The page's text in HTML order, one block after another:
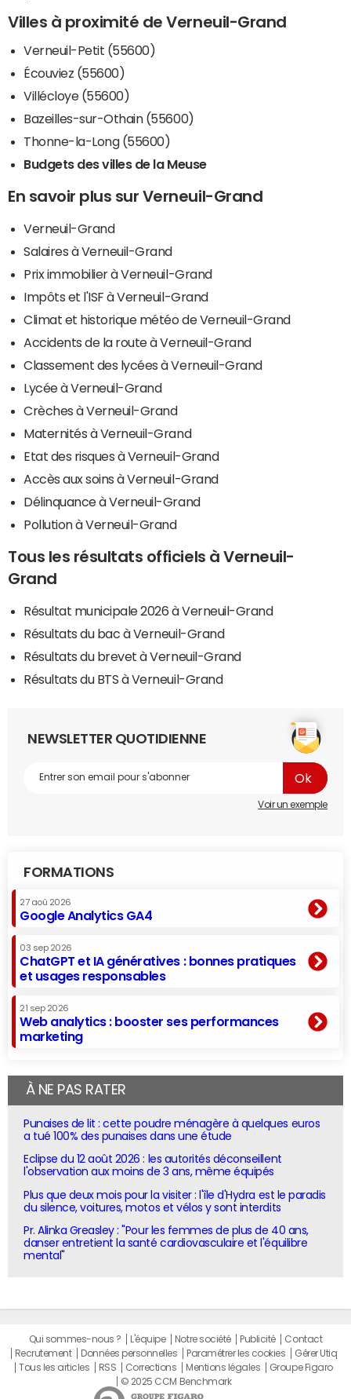
Villes à proximité de Verneuil-Grand
Verneuil-Petit (55600)
Écouviez (55600)
Villécloye (55600)
Bazeilles-sur-Othain (55600)
Thonne-la-Long (55600)
Budgets des villes de la Meuse
En savoir plus sur Verneuil-Grand
Verneuil-Grand
Salaires à Verneuil-Grand
Prix immobilier à Verneuil-Grand
Impôts et l'ISF à Verneuil-Grand
Climat et historique météo de Verneuil-Grand
Accidents de la route à Verneuil-Grand
Classement des lycées à Verneuil-Grand
Lycée à Verneuil-Grand
Crèches à Verneuil-Grand
Maternités à Verneuil-Grand
Etat des risques à Verneuil-Grand
Accès aux soins à Verneuil-Grand
Délinquance à Verneuil-Grand
Pollution à Verneuil-Grand
Tous les résultats officiels à Verneuil-
Grand
Résultat municipale 2026 à Verneuil-Grand
Résultats du bac à Verneuil-Grand
Résultats du brevet à Verneuil-Grand
Résultats du BTS à Verneuil-Grand
NEWSLETTER QUOTIDIENNE
Voir un exemple
FORMATIONS
27 aoû 2026
Google Analytics GA4
03 sep 2026
ChatGPT et IA génératives : bonnes pratiques
et usages responsables
21 sep 2026
Web analytics : booster ses performances
marketing
À NE PAS RATER
Punaises de lit : cette poudre ménagère à quelques euros
a tué 100% des punaises dans une étude
Eclipse du 12 août 2026 : les autorités déconseillent
l'observation aux moins de 3 ans, même équipés
Plus que deux mois pour la visiter : l'île d'Hydra est le paradis
du silence, voitures, motos et vélos y sont interdits
Pr. Alinka Greasley : "Pour les femmes de plus de 40 ans,
danser entretient la santé cardiovasculaire et l'équilibre
mental"
Qui sommes-nous ? L'équipe Notre société Publicité
Contact
Recrutement
Données personnelles Paramétrer les cookies
Gérer Utiq
Tous les articles
RSS Corrections Mentions légales
Groupe Figaro
© 2025 CCM Benchmark